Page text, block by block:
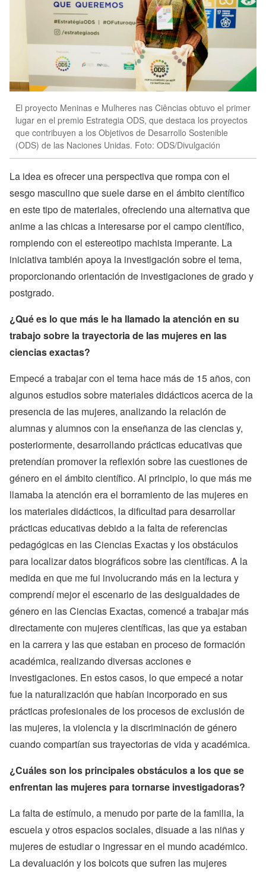
El proyecto Meninas e Mulheres nas Ciências obtuvo el primer
lugar en el premio Estrategia ODS, que destaca los proyectos
que contribuyen a los Objetivos de Desarrollo Sostenible
(ODS) de las Naciones Unidas. Foto: ODS/Divulgación
La idea es ofrecer una perspectiva que rompa con el
sesgo masculino que suele darse en el ámbito científico
en este tipo de materiales, ofreciendo una alternativa que
anime a las chicas a interesarse por el campo científico,
rompiendo con el estereotipo machista imperante. La
iniciativa también apoya la investigación sobre el tema,
proporcionando orientación de investigaciones de grado y
postgrado.
¿Qué es lo que más le ha llamado la atención en su
trabajo sobre la trayectoria de las mujeres en las
ciencias exactas?
Empecé a trabajar con el tema hace más de 15 años, con
algunos estudios sobre materiales didácticos acerca de la
presencia de las mujeres, analizando la relación de
alumnas y alumnos con la enseñanza de las ciencias y,
posteriormente, desarrollando prácticas educativas que
pretendían promover la reflexión sobre las cuestiones de
género en el ámbito científico. Al principio, lo que más me
llamaba la atención era el borramiento de las mujeres en
los materiales didácticos, la dificultad para desarrollar
prácticas educativas debido a la falta de referencias
pedagógicas en las Ciencias Exactas y los obstáculos
para localizar datos biográficos sobre las científicas. A la
medida en que me fui involucrando más en la lectura y
comprendí mejor el escenario de las desigualdades de
género en las Ciencias Exactas, comencé a trabajar más
directamente con mujeres científicas, las que ya estaban
en la carrera y las que estaban en proceso de formación
académica, realizando diversas acciones e
investigaciones. En estos casos, lo que empecé a notar
fue la naturalización que habían incorporado en sus
prácticas profesionales de los procesos de exclusión de
las mujeres, la violencia y la discriminación de género
cuando compartían sus trayectorias de vida y académica.
¿Cuáles son los principales obstáculos a los que se
enfrentan las mujeres para tornarse investigadoras?
La falta de estímulo, a menudo por parte de la familia, la
escuela y otros espacios sociales, disuade a las niñas y
mujeres de estudiar o ingressar en el mundo académico.
La devaluación y los boicots que sufren las mujeres